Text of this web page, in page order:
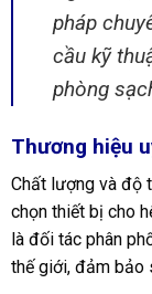
pháp
cầu kỹ
phòng
Thương hiệu
Chất lượng và độ
chọn thiết bị cho
là đối tác phân
thế giới, đảm bảo